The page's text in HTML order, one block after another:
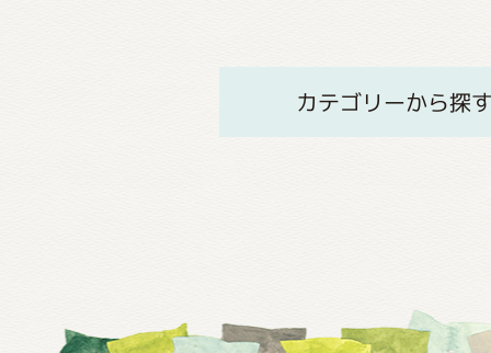
カテゴリーから探